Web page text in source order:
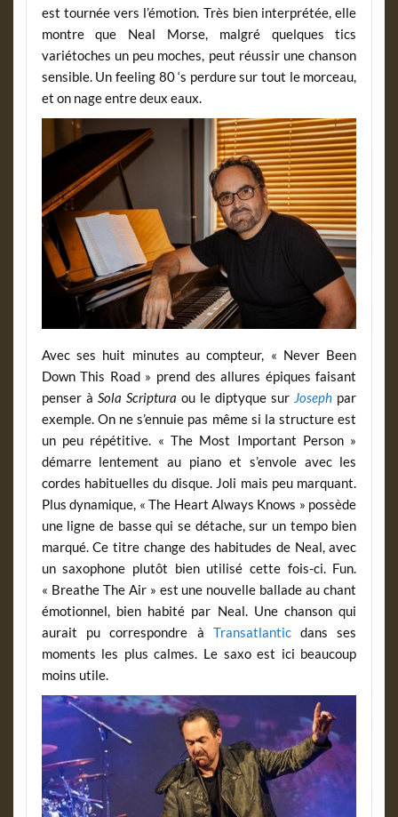
est tournée vers l’émotion. Très bien interprétée, elle
montre que Neal Morse, malgré quelques tics
variétoches un peu moches, peut réussir une chanson
sensible. Un feeling 80 ‘s perdure sur tout le morceau,
et on nage entre deux eaux.
Avec ses huit minutes au compteur, « Never Been
Down This Road » prend des allures épiques faisant
penser à Sola Scriptura ou le diptyque sur Joseph par
exemple. On ne s’ennuie pas même si la structure est
un peu répétitive. « The Most Important Person »
démarre lentement au piano et s’envole avec les
cordes habituelles du disque. Joli mais peu marquant.
Plus dynamique, « The Heart Always Knows » possède
une ligne de basse qui se détache, sur un tempo bien
marqué. Ce titre change des habitudes de Neal, avec
un saxophone plutôt bien utilisé cette fois-ci. Fun.
« Breathe The Air » est une nouvelle ballade au chant
émotionnel, bien habité par Neal. Une chanson qui
aurait pu correspondre à Transatlanticdans ses
moments les plus calmes. Le saxo est ici beaucoup
moins utile.